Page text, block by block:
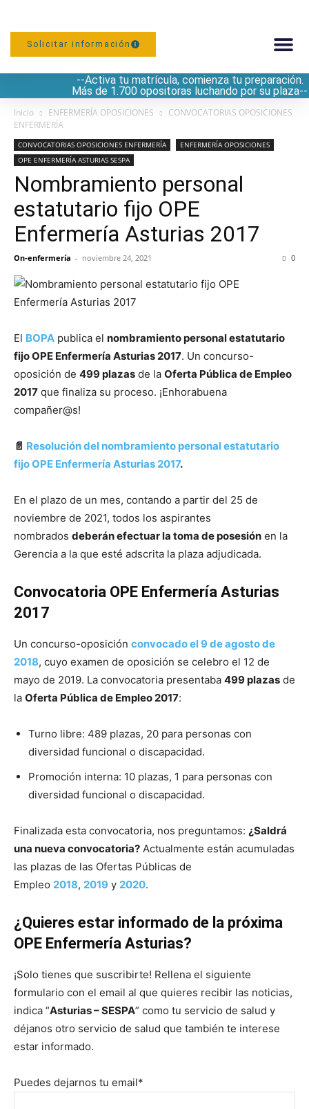
Solicitar información
--Activa tu matrícula, comienza tu preparación.
Más de 1.700 opositoras luchando por su plaza--
Inicio ENFERMERÍA OPOSICIONES
CONVOCATORIAS OPOSICIONES
ENFERMERÍA
CONVOCATORIAS OPOSICIONES ENFERMERÍA
ENFERMERÍA OPOSICIONES
OPE ENFERMERÍA ASTURIAS SESPA
Nombramiento personal
estatutario fijo OPE
Enfermería Asturias 2017
On-enfermería - noviembre 24, 2021 0
El BOPA publica el nombramiento personal estatutario
fijo OPE Enfermería Asturias 2017. Un concurso-
oposición de 499 plazas de la Oferta Pública de Empleo
2017 que finaliza su proceso. ¡Enhorabuena
compañer@s!
📄 Resolución del nombramiento personal estatutario
fijo OPE Enfermería Asturias 2017.
En el plazo de un mes, contando a partir del 25 de
noviembre de 2021, todos los aspirantes
nombrados deberán efectuar la toma de posesión en la
Gerencia a la que esté adscrita la plaza adjudicada.
Convocatoria OPE Enfermería Asturias
2017
Un concurso-oposición convocado el 9 de agosto de
2018, cuyo examen de oposición se celebro el 12 de
mayo de 2019. La convocatoria presentaba 499 plazas de
la Oferta Pública de Empleo 2017:
Turno libre: 489 plazas, 20 para personas con
diversidad funcional o discapacidad.
Promoción interna: 10 plazas, 1 para personas con
diversidad funcional o discapacidad.
Finalizada esta convocatoria, nos preguntamos: ¿Saldrá
una nueva convocatoria? Actualmente están acumuladas
las plazas de las Ofertas Públicas de
Empleo 2018, 2019 y 2020.
¿Quieres estar informado de la próxima
OPE Enfermería Asturias?
¡Solo tienes que suscribirte! Rellena el siguiente
formulario con el email al que quieres recibir las noticias,
indica “Asturias – SESPA” como tu servicio de salud y
déjanos otro servicio de salud que también te interese
estar informado.
Puedes dejarnos tu email*